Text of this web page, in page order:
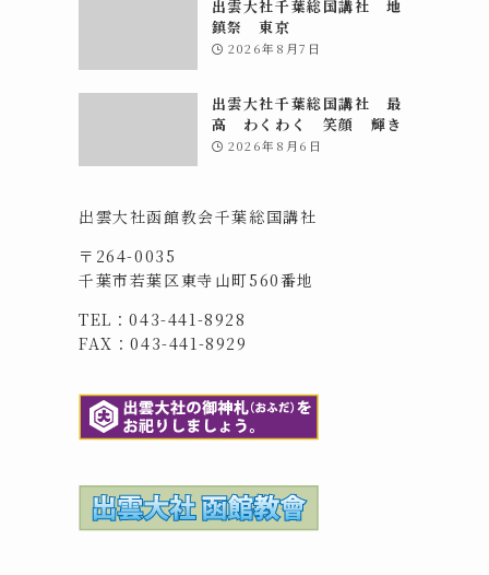
出雲大社千葉総国講社 地
鎮祭 東京
2026年8月7日
出雲大社千葉総国講社 最
高 わくわく 笑顔 輝き
2026年8月6日
出雲大社函館教会千葉総国講社
〒264-0035
千葉市若葉区東寺山町560番地
TEL：043-441-8928
FAX：043-441-8929